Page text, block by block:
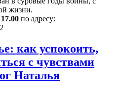
жизни.
17.00 по адресу:
как успокоить,
с чувствами
Наталья